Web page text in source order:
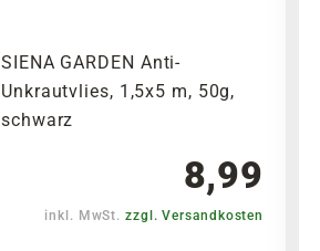
SIENA GARDEN Anti-
Unkrautvlies, 1,5x5 m, 50g,
schwarz
8,99
inkl. MwSt.zzgl. Versandkosten